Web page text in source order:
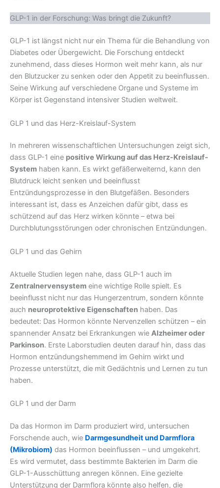
GLP-1 in der Forschung: Was bringt die Zukunft?
GLP-1 ist längst nicht nur ein Thema für die Behandlung von
Diabetes oder Übergewicht. Die Forschung entdeckt
zunehmend, dass dieses Hormon weit mehr kann, als nur
den Blutzucker zu senken oder den Appetit zu beeinflussen.
Seine Wirkung auf verschiedene Organe und Systeme im
Körper ist Gegenstand intensiver Studien weltweit.
GLP 1 und das Herz-Kreislauf-System
In mehreren wissenschaftlichen Untersuchungen zeigt sich,
dass GLP-1 eine positive Wirkung auf das Herz-Kreislauf-
System haben kann. Es wirkt gefäßerweiternd, kann den
Blutdruck leicht senken und beeinflusst
Entzündungsprozesse in den Blutgefäßen. Besonders
interessant ist, dass es Anzeichen dafür gibt, dass es
schützend auf das Herz wirken könnte – etwa bei
Durchblutungsstörungen oder chronischen Entzündungen.
GLP 1 und das Gehirn
Aktuelle Studien legen nahe, dass GLP-1 auch im
Zentralnervensystem eine wichtige Rolle spielt. Es
beeinflusst nicht nur das Hungerzentrum, sondern könnte
auch neuroprotektive Eigenschaften haben. Das
bedeutet: Das Hormon könnte Nervenzellen schützen – ein
spannender Ansatz bei Erkrankungen wie Alzheimer oder
Parkinson. Erste Laborstudien deuten darauf hin, dass das
Hormon entzündungshemmend im Gehirn wirkt und
Prozesse unterstützt, die mit Gedächtnis und Lernen zu tun
haben.
GLP 1 und der Darm
Da das Hormon im Darm produziert wird, untersuchen
Forschende auch, wie Darmgesundheit und Darmflora
(Mikrobiom) das Hormon beeinflussen – und umgekehrt.
Es wird vermutet, dass bestimmte Bakterien im Darm die
GLP-1-Ausschüttung anregen können. Eine gezielte
Unterstützung der Darmflora könnte also helfen, die